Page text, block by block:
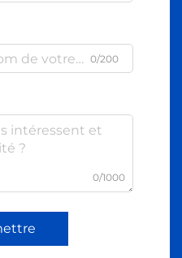
0/200
0/1000